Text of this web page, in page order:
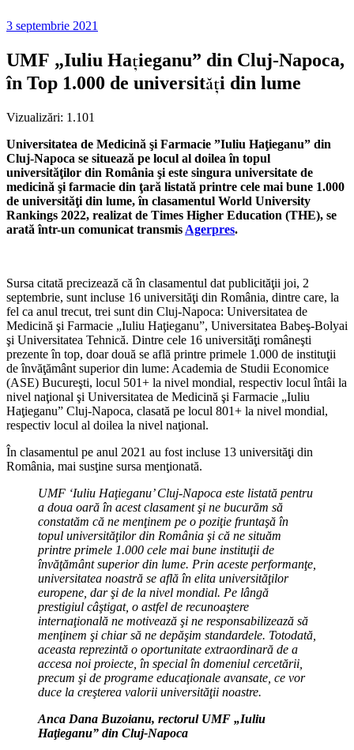
3 septembrie 2021
UMF „Iuliu Haţieganu” din Cluj-Napoca,
în Top 1.000 de universităţi din lume
Vizualizări: 1.101
Universitatea de Medicină şi Farmacie ”Iuliu Haţieganu” din
Cluj-Napoca se situează pe locul al doilea în topul
universităţilor din România şi este singura universitate de
medicină şi farmacie din ţară listată printre cele mai bune 1.000
de universităţi din lume, în clasamentul World University
Rankings 2022, realizat de Times Higher Education (THE), se
arată într-un comunicat transmis Agerpres.
Sursa citată precizează că în clasamentul dat publicităţii joi, 2
septembrie, sunt incluse 16 universităţi din România, dintre care, la
fel ca anul trecut, trei sunt din Cluj-Napoca: Universitatea de
Medicină şi Farmacie „Iuliu Haţieganu”, Universitatea Babeş-Bolyai
şi Universitatea Tehnică. Dintre cele 16 universităţi româneşti
prezente în top, doar două se află printre primele 1.000 de instituţii
de învăţământ superior din lume: Academia de Studii Economice
(ASE) Bucureşti, locul 501+ la nivel mondial, respectiv locul întâi la
nivel naţional şi Universitatea de Medicină şi Farmacie „Iuliu
Haţieganu” Cluj-Napoca, clasată pe locul 801+ la nivel mondial,
respectiv locul al doilea la nivel naţional.
În clasamentul pe anul 2021 au fost incluse 13 universităţi din
România, mai susţine sursa menţionată.
UMF ‘Iuliu Haţieganu’ Cluj-Napoca este listată pentru
a doua oară în acest clasament şi ne bucurăm să
constatăm că ne menţinem pe o poziţie fruntaşă în
topul universităţilor din România şi că ne situăm
printre primele 1.000 cele mai bune instituţii de
învăţământ superior din lume. Prin aceste performanţe,
universitatea noastră se află în elita universităţilor
europene, dar şi de la nivel mondial. Pe lângă
prestigiul câştigat, o astfel de recunoaştere
internaţională ne motivează şi ne responsabilizează să
menţinem şi chiar să ne depăşim standardele. Totodată,
aceasta reprezintă o oportunitate extraordinară de a
accesa noi proiecte, în special în domeniul cercetării,
precum şi de programe educaţionale avansate, ce vor
duce la creşterea valorii universităţii noastre.
Anca Dana Buzoianu, rectorul UMF „Iuliu
Haţieganu” din Cluj-Napoca